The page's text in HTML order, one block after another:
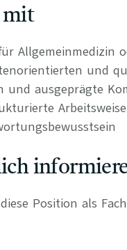
mit
Allgemeinmedizin
und
und ausgeprägte
Arbeitsweise
Position als